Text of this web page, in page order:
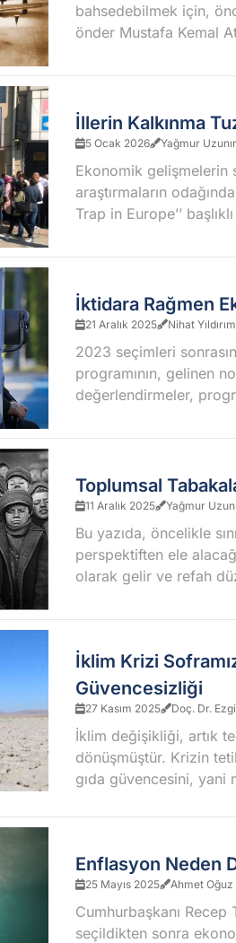
bahsedebilmek için,
önder Mustafa Kemal
İllerin Kalkınma
5 Ocak 2026 Yağmur
Ekonomik gelişmelerin
araştırmaların
Trap in Europe’’
İktidara Rağmen
21 Aralık 2025 Nihat Yıldırım
2023 seçimleri
programının, gelinen
değerlendirmeler,
Toplumsal
11 Aralık 2025 Yağmur
Bu yazıda, öncelikle
perspektiften ele
olarak gelir ve refah
İklim Krizi
Güvencesizliği
27 Kasım 2025 Doç. Dr.
İklim değişikliği, artık
dönüşmüştür. Krizin
gıda güvencesini, yani
Enflasyon Neden
25 Mayıs 2025 Ahmet
Cumhurbaşkanı Recep
seçildikten sonra